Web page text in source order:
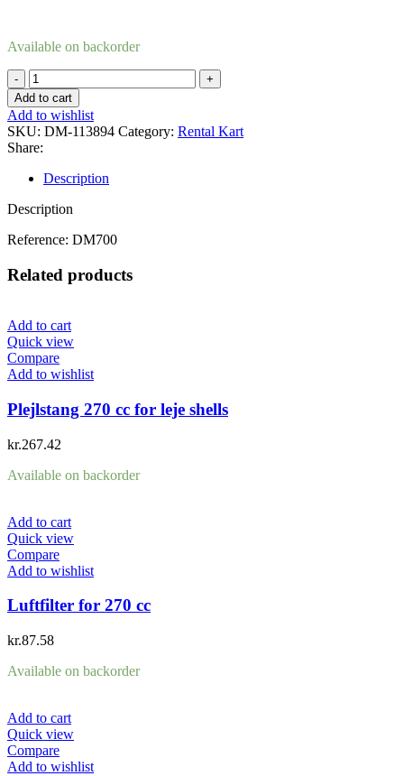
Available on backorder
Regulating
arm
governor
quantity
Add to cart
Add to wishlist
SKU: DM-113894 Category: Rental Kart
Share:
Description
Description
Reference: DM700
Related products
Add to cart
Quick view
Compare
Add to wishlist
Plejlstang 270 cc for leje shells
kr.267.42
Available on backorder
Add to cart
Quick view
Compare
Add to wishlist
Luftfilter for 270 cc
kr.87.58
Available on backorder
Add to cart
Quick view
Compare
Add to wishlist